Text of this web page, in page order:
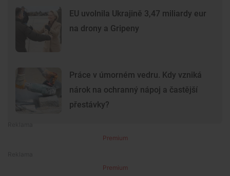
EU uvolnila Ukrajině 3,47 miliardy eur
na drony a Gripeny
Práce v úmorném vedru. Kdy vzniká
nárok na ochranný nápoj a častější
přestávky?
Premium
Premium